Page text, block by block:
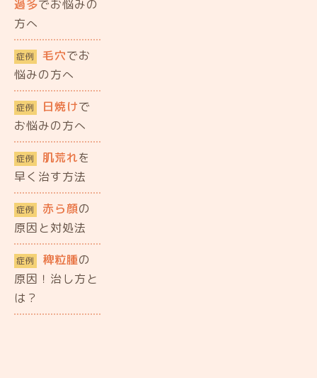
過多でお悩みの
方へ
症例 毛穴でお
悩みの方へ
症例 日焼けで
お悩みの方へ
症例 肌荒れを
早く治す方法
症例 赤ら顔の
原因と対処法
症例 稗粒腫の
原因！治し方と
は？